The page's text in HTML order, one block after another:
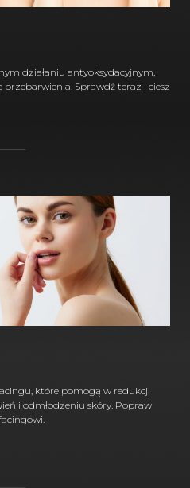
działaniu antyoksydacyjnym,
Sprawdź teraz i ciesz
które pomogą w redukcji
i odmłodzeniu skóry. Popraw